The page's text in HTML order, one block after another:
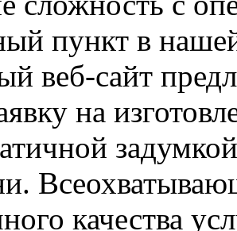
пункт в
веб-сайт
на
качества